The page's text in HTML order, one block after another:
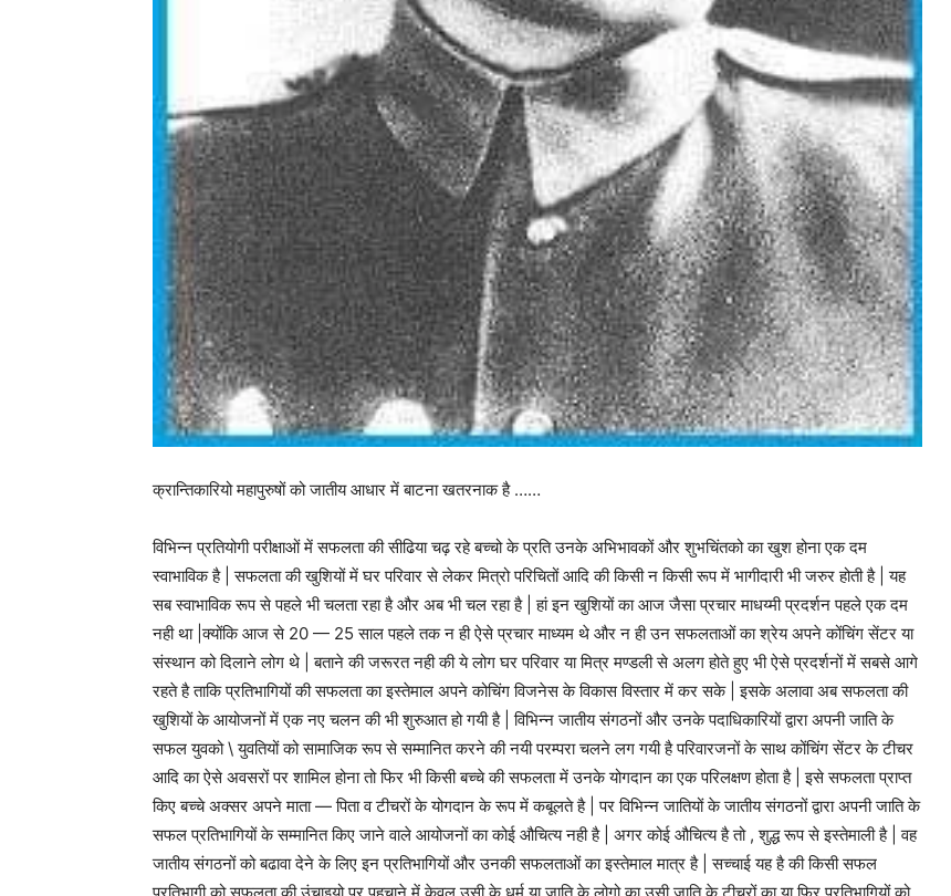
क्रान्तिकारियो महापुरुषों को जातीय आधार में बाटना खतरनाक है ……
विभिन्न प्रतियोगी परीक्षाओं में सफलता की सीढिया चढ़ रहे बच्चो के प्रति उनके अभिभावकों और शुभचिंतको का खुश होना एक दम
स्वाभाविक है | सफलता की खुशियों में घर परिवार से लेकर मित्रो परिचितों आदि की किसी न किसी रूप में भागीदारी भी जरुर होती है | यह
सब स्वाभाविक रूप से पहले भी चलता रहा है और अब भी चल रहा है | हां इन खुशियों का आज जैसा प्रचार माधय्मी प्रदर्शन पहले एक दम
नही था |क्योंकि आज से 20 — 25 साल पहले तक न ही ऐसे प्रचार माध्यम थे और न ही उन सफलताओं का श्रेय अपने कोंचिंग सेंटर या
संस्थान को दिलाने लोग थे | बताने की जरूरत नही की ये लोग घर परिवार या मित्र मण्डली से अलग होते हुए भी ऐसे प्रदर्शनों में सबसे आगे
रहते है ताकि प्रतिभागियों की सफलता का इस्तेमाल अपने कोचिंग विजनेस के विकास विस्तार में कर सके | इसके अलावा अब सफलता की
खुशियों के आयोजनों में एक नए चलन की भी शुरुआत हो गयी है | विभिन्न जातीय संगठनों और उनके पदाधिकारियों द्वारा अपनी जाति के
सफल युवको \ युवतियों को सामाजिक रूप से सम्मानित करने की नयी परम्परा चलने लग गयी है परिवारजनों के साथ कोंचिंग सेंटर के टीचर
आदि का ऐसे अवसरों पर शामिल होना तो फिर भी किसी बच्चे की सफलता में उनके योगदान का एक परिलक्षण होता है | इसे सफलता प्राप्त
किए बच्चे अक्सर अपने माता — पिता व टीचरों के योगदान के रूप में कबूलते है | पर विभिन्न जातियों के जातीय संगठनों द्वारा अपनी जाति के
सफल प्रतिभागियों के सम्मानित किए जाने वाले आयोजनों का कोई औचित्य नही है | अगर कोई औचित्य है तो , शुद्ध रूप से इस्तेमाली है | वह
जातीय संगठनों को बढावा देने के लिए इन प्रतिभागियों और उनकी सफलताओं का इस्तेमाल मात्र है | सच्चाई यह है की किसी सफल